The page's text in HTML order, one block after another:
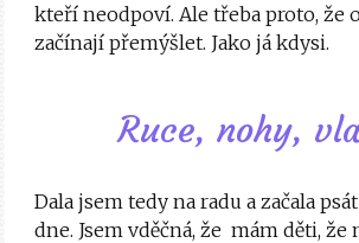
kteří neodpoví. Ale třeba proto, že
začínají přemýšlet. Jako já kdysi.
Ruce, nohy,
Dala jsem tedy na radu a začala
dne. Jsem vděčná, že mám děti, že